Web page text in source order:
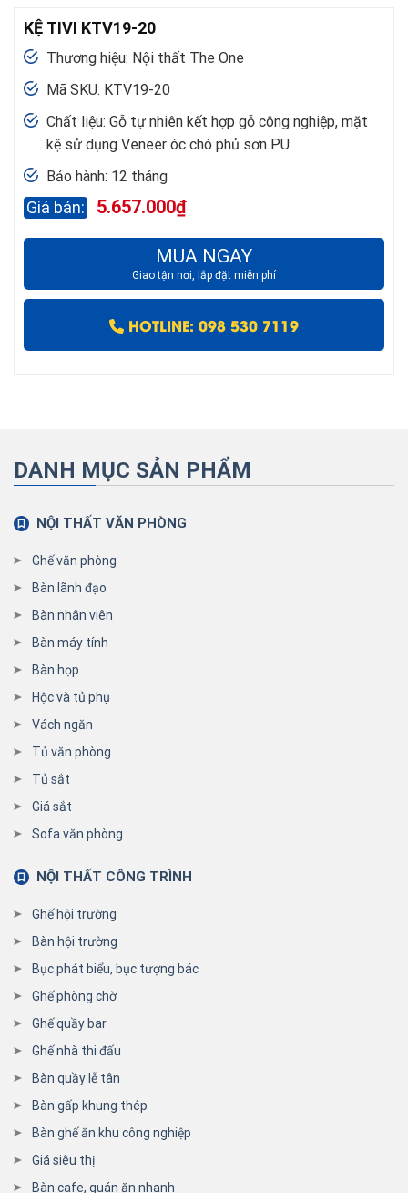
KỆ TIVI KTV19-20
Thương hiệu: Nội thất The One
Mã SKU: KTV19-20
Chất liệu: Gỗ tự nhiên kết hợp gỗ công nghiệp, mặt
kệ sử dụng Veneer óc chó phủ sơn PU
Bảo hành: 12 tháng
5.657.000₫
MUA NGAY
Giao tận nơi, lắp đặt miễn phí
HOTLINE: 098 530 7119
DANH MỤC SẢN PHẨM
NỘI THẤT VĂN PHÒNG
Ghế văn phòng
Bàn lãnh đạo
Bàn nhân viên
Bàn máy tính
Bàn họp
Hộc và tủ phụ
Vách ngăn
Tủ văn phòng
Tủ sắt
Giá sắt
Sofa văn phòng
NỘI THẤT CÔNG TRÌNH
Ghế hội trường
Bàn hội trường
Bục phát biểu, bục tượng bác
Ghế phòng chờ
Ghế quầy bar
Ghế nhà thi đấu
Bàn quầy lễ tân
Bàn gấp khung thép
Bàn ghế ăn khu công nghiệp
Giá siêu thị
Bàn cafe, quán ăn nhanh